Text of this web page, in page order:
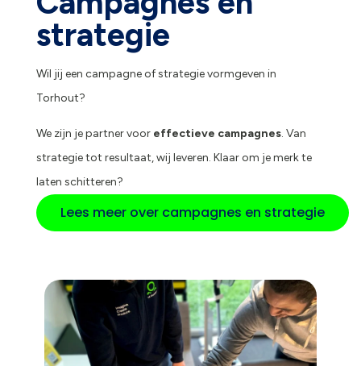
strategie
Wil jij een campagne of strategie vormgeven in
Torhout?
We zijn je partner voor effectieve campagnes. Van
strategie tot resultaat, wij leveren. Klaar om je merk te
laten schitteren?
Lees meer over campagnes en strategie